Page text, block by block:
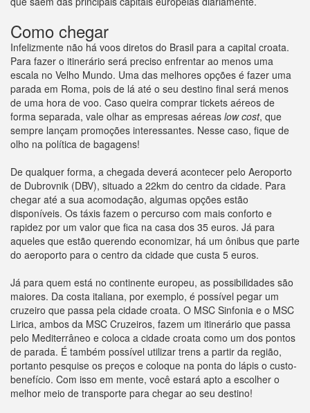
Como chegar
Infelizmente não há voos diretos do Brasil para a capital croata.
Para fazer o itinerário será preciso enfrentar ao menos uma
escala no Velho Mundo. Uma das melhores opções é fazer uma
parada em Roma, pois de lá até o seu destino final será menos
de uma hora de voo. Caso queira comprar tickets aéreos de
forma separada, vale olhar as empresas aéreas low cost, que
sempre lançam promoções interessantes. Nesse caso, fique de
olho na política de bagagens!
De qualquer forma, a chegada deverá acontecer pelo Aeroporto
de Dubrovnik (DBV), situado a 22km do centro da cidade. Para
chegar até a sua acomodação, algumas opções estão
disponíveis. Os táxis fazem o percurso com mais conforto e
rapidez por um valor que fica na casa dos 35 euros. Já para
aqueles que estão querendo economizar, há um ônibus que parte
do aeroporto para o centro da cidade que custa 5 euros.
Já para quem está no continente europeu, as possibilidades são
maiores. Da costa italiana, por exemplo, é possível pegar um
cruzeiro que passa pela cidade croata. O MSC Sinfonia e o MSC
Lirica, ambos da MSC Cruzeiros, fazem um itinerário que passa
pelo Mediterrâneo e coloca a cidade croata como um dos pontos
de parada. É também possível utilizar trens a partir da região,
portanto pesquise os preços e coloque na ponta do lápis o custo-
benefício. Com isso em mente, você estará apto a escolher o
melhor meio de transporte para chegar ao seu destino!